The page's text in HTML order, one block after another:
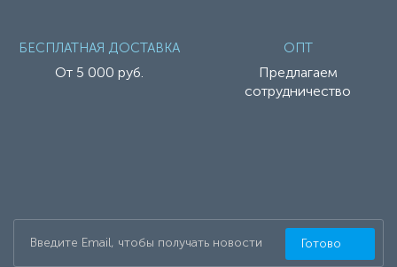
БЕСПЛАТНАЯ ДОСТАВКА
От 5 000 руб.
ОПТ
Предлагаем
сотрудничество
Готово